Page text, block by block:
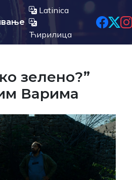
Latinica
Ћирилица
зелено?”
Варима